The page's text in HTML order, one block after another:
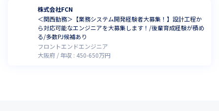
株式会社FCN
＜関西勤務＞【業務システム開発経験者大募集！】設計工程か
ら対応可能なエンジニアを大募集します！/後輩育成経験が積め
る/多数PJ候補あり
フロントエンドエンジニア
大阪府
年収 : 450-650万円